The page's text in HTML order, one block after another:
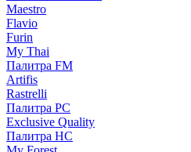
Maestro
Flavio
Furin
My Thai
Палитра FM
Artifis
Rastrelli
Палитра PC
Exclusive Quality
Палитра HС